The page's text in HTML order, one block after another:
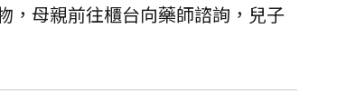
，母親前往櫃台向藥師諮詢，兒子